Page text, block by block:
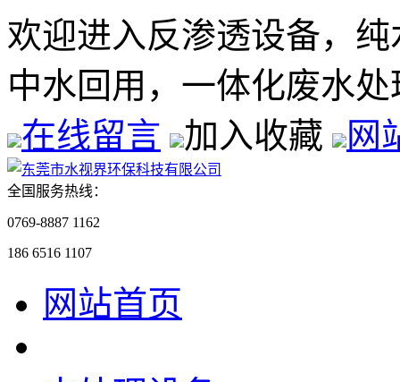
欢迎进入反渗透设备，
中水回用，一体化废水
在线留言
加入收藏 网
全国服务热线：
0769-8887 1162
186 6516 1107
网站首页